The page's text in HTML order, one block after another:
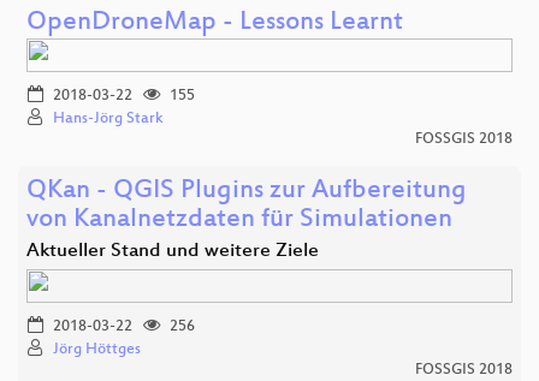
OpenDroneMap - Lessons Learnt
2018-03-22
155
Hans-Jörg Stark
FOSSGIS 2018
QKan - QGIS Plugins zur Aufbereitung
von Kanalnetzdaten für Simulationen
Aktueller Stand und weitere Ziele
2018-03-22
256
Jörg Höttges
FOSSGIS 2018